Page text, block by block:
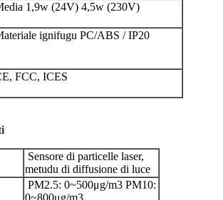
1,9w (24V) 4,5w (230V)
ignifugu PC/ABS / IP20
FCC, ICES
Sensore di particelle laser,
metudu di diffusione di luce
PM2.5: 0~500μg/m3 PM10: